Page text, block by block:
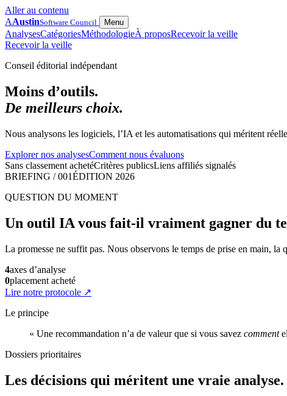
Aller au contenu
AAustinSoftware Council Menu
AnalysesCatégoriesMéthodologieÀ proposRecevoir la veille
Recevoir la veille
Conseil éditorial indépendant
Moins d’outils.
De meilleurs choix.
Nous analysons les logiciels, l’IA et les automatisations qui méritent
Explorer nos analysesComment nous évaluons
Sans classement achetéCritères publicsLiens affiliés signalés
BRIEFING / 001ÉDITION 2026
QUESTION DU MOMENT
Un outil IA vous fait-il vraiment gagner du
La promesse ne suffit pas. Nous observons le temps de prise en main, la
4axes d’analyse
0placement acheté
Lire notre protocole ↗
Le principe
« Une recommandation n’a de valeur que si vous savez comment
Dossiers prioritaires
Les décisions qui méritent une vraie analyse.